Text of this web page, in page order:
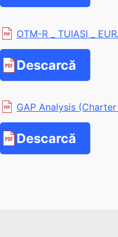
OTM-R _ TUIASI _
Descarcă
GAP Analysis
Descarcă